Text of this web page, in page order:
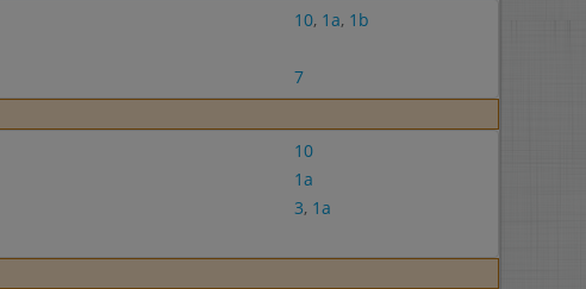
10, 1a, 1b
7
10
1a
3, 1a